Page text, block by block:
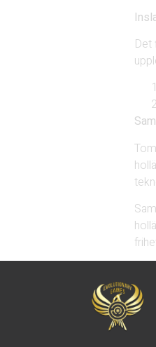
Det